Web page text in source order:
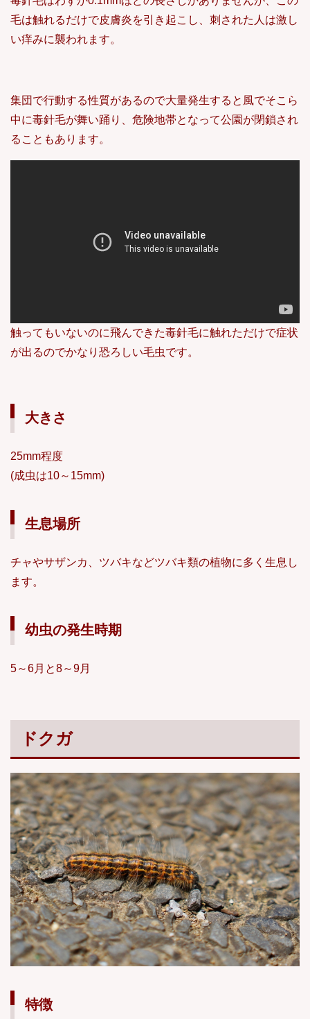
毛は触れるだけで皮膚炎を引き起こし、刺された人は激し
い痒みに襲われます。
集団で行動する性質があるので大量発生すると風でそこら
中に毒針毛が舞い踊り、危険地帯となって公園が閉鎖され
ることもあります。
触ってもいないのに飛んできた毒針毛に触れただけで症状
が出るのでかなり恐ろしい毛虫です。
大きさ
25mm程度
(成虫は10～15mm)
生息場所
チャやサザンカ、ツバキなどツバキ類の植物に多く生息し
ます。
幼虫の発生時期
5～6月と8～9月
ドクガ
特徴